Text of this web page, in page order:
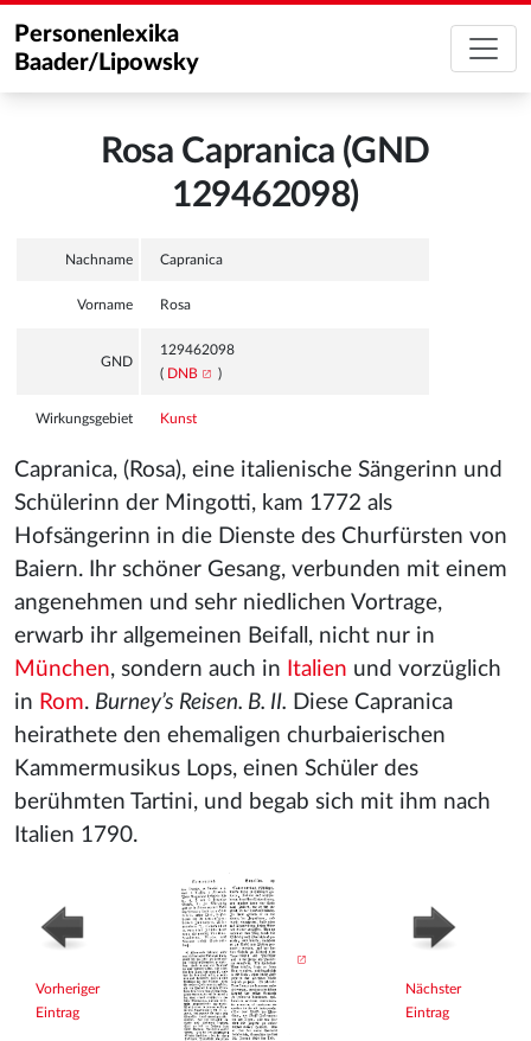
Personenlexika
Baader/Lipowsky
Rosa Capranica (GND
129462098)
Nachname Capranica
Vorname Rosa
GND
129462098
( DNB )
Wirkungsgebiet Kunst
Capranica, (Rosa), eine italienische Sängerinn und
Schülerinn der Mingotti, kam 1772 als
Hofsängerinn in die Dienste des Churfürsten von
Baiern. Ihr schöner Gesang, verbunden mit einem
angenehmen und sehr niedlichen Vortrage,
erwarb ihr allgemeinen Beifall, nicht nur in
München, sondern auch in Italien und vorzüglich
in Rom. Burney’s Reisen. B. II. Diese Capranica
heirathete den ehemaligen churbaierischen
Kammermusikus Lops, einen Schüler des
berühmten Tartini, und begab sich mit ihm nach
Italien 1790.
Vorheriger
Eintrag
Nächster
Eintrag